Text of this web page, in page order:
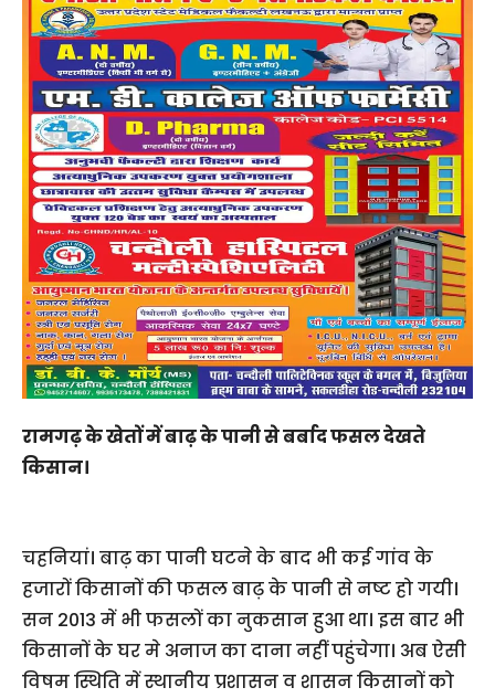
रामगढ़ के खेतों में बाढ़ के पानी से बर्बाद फसल देखते
किसान।
चहनियां। बाढ़ का पानी घटने के बाद भी कई गांव के
हजारों किसानों की फसल बाढ़ के पानी से नष्ट हो गयी।
सन 2013 में भी फसलों का नुकसान हुआ था। इस बार भी
किसानों के घर मे अनाज का दाना नहीं पहुंचेगा। अब ऐसी
विषम स्थिति में स्थानीय प्रशासन व शासन किसानों को